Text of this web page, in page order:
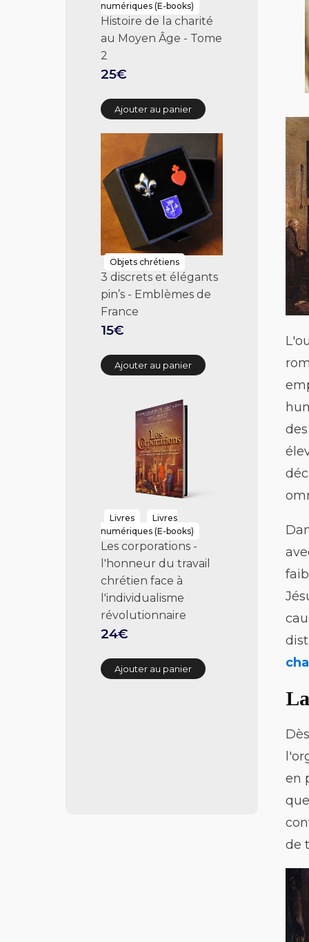
numériques (E-books)
Histoire de la charité
au Moyen Âge - Tome
2
25€
Ajouter au panier
Objets chrétiens
3 discrets et élégants
pin’s - Emblèmes de
France
15€
Ajouter au panier
Livres
Livres
numériques (E-books)
Les corporations -
l'honneur du travail
chrétien face à
l'individualisme
révolutionnaire
24€
Ajouter au panier
en
de